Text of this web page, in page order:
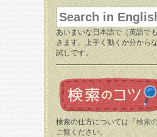
あいまいな日本語で（英語で
きます。上手く動くか分から
試しです。
検索の仕方については「 検索
ご覧ください。